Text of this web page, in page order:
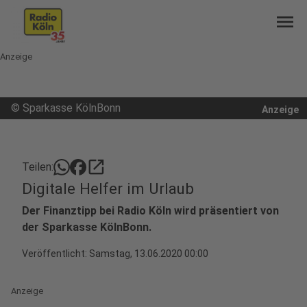
menu
Anzeige
Anzeige
© Sparkasse KölnBonn
Teilen: open_in_new
Digitale Helfer im Urlaub
Der Finanztipp bei Radio Köln wird präsentiert von
der Sparkasse KölnBonn.
Veröffentlicht: Samstag, 13.06.2020 00:00
Anzeige